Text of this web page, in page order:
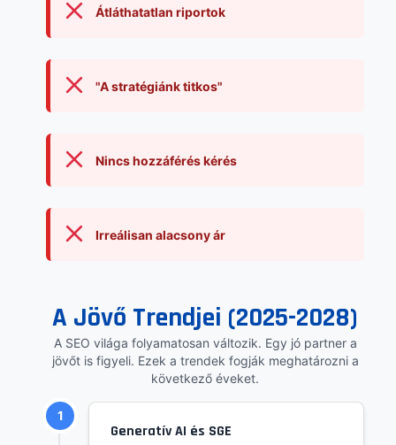
Átláthatatlan riportok
"A stratégiánk titkos"
Nincs hozzáférés kérés
Irreálisan alacsony ár
A Jövő Trendjei (2025-2028)
A SEO világa folyamatosan változik. Egy jó partner a
jövőt is figyeli. Ezek a trendek fogják meghatározni a
következő éveket.
1
Generatív AI és SGE